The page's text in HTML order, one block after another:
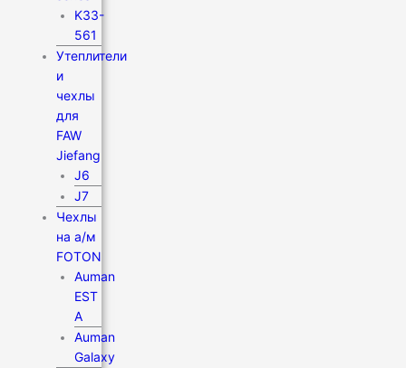
K33-
561
Утеплители
и
чехлы
для
FAW
Jiefang
J6
J7
Чехлы
на а/м
FOTON
Auman
EST
A
Auman
Galaxy